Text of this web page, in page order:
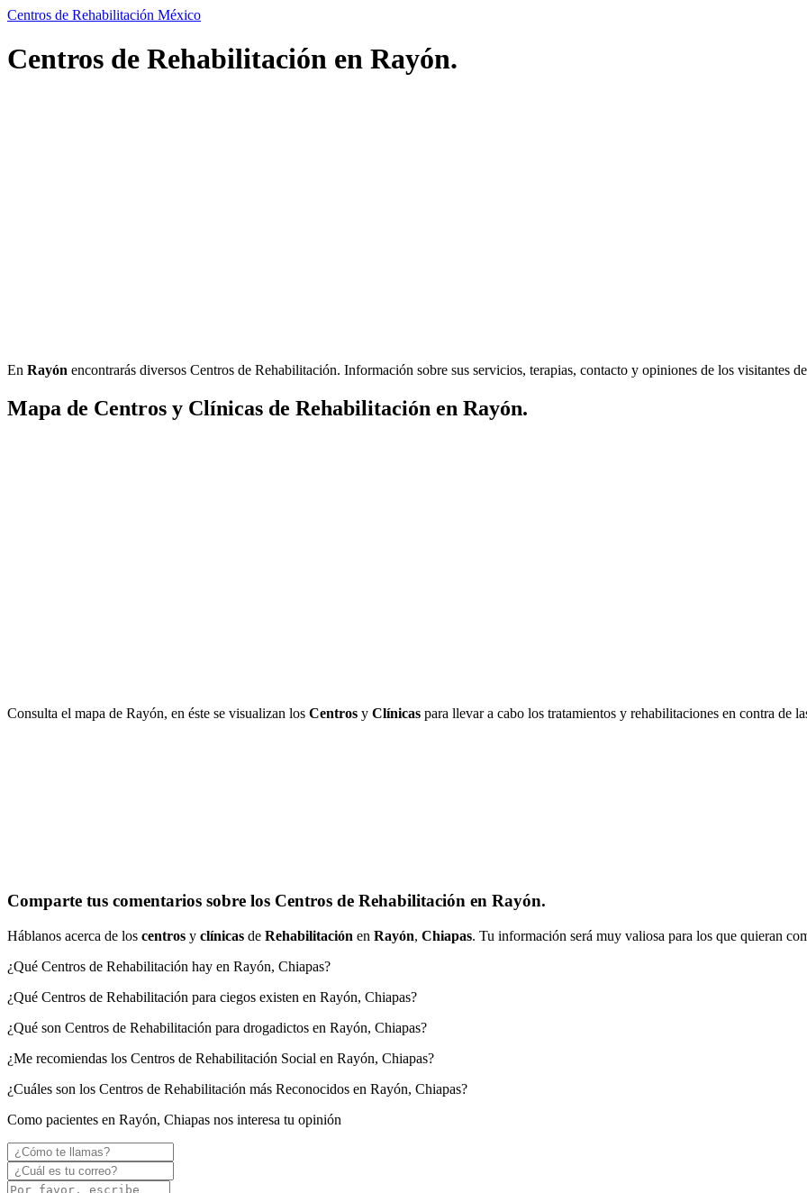
Centros de Rehabilitación México
Centros de Rehabilitación en Rayón.
En Rayón encontrarás diversos Centros de Rehabilitación. Información sobre sus servicios, terapias, contacto y opiniones de los visitantes
Mapa de Centros y Clínicas de Rehabilitación en Rayón.
Consulta el mapa de Rayón, en éste se visualizan los Centros y Clínicas para llevar a cabo los tratamientos y rehabilitaciones en contra de
Comparte tus comentarios sobre los Centros de Rehabilitación en Rayón.
Háblanos acerca de los centros y clínicas de Rehabilitación en Rayón, Chiapas. Tu información será muy valiosa para los que quieran
¿Qué Centros de Rehabilitación hay en Rayón, Chiapas?
¿Qué Centros de Rehabilitación para ciegos existen en Rayón, Chiapas?
¿Qué son Centros de Rehabilitación para drogadictos en Rayón, Chiapas?
¿Me recomiendas los Centros de Rehabilitación Social en Rayón, Chiapas?
¿Cuáles son los Centros de Rehabilitación más Reconocidos en Rayón, Chiapas?
Como pacientes en Rayón, Chiapas nos interesa tu opinión